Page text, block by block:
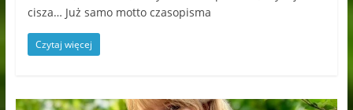
cisza… Już samo motto czasopisma
Czytaj więcej